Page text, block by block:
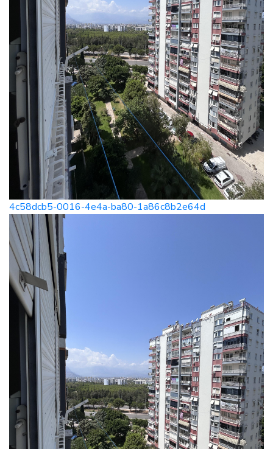
4c58dcb5-0016-4e4a-ba80-1a86c8b2e64d